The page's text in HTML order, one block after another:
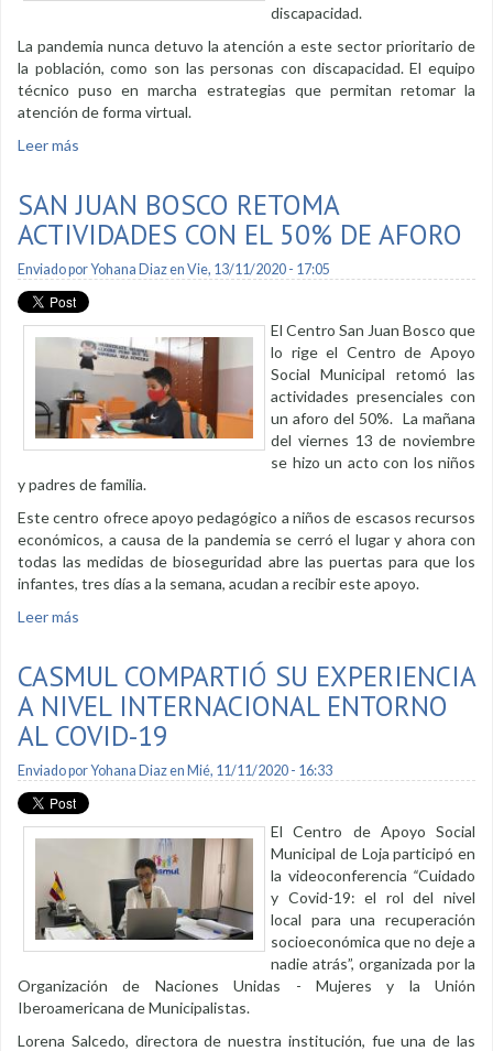
discapacidad.
La pandemia nunca detuvo la atención a este sector prioritario de
la población, como son las personas con discapacidad. El equipo
técnico puso en marcha estrategias que permitan retomar la
atención de forma virtual.
Leer más
SAN JUAN BOSCO RETOMA
ACTIVIDADES CON EL 50% DE AFORO
Enviado porYohana Diazen Vie, 13/11/2020 - 17:05
El Centro San Juan Bosco que
lo rige el Centro de Apoyo
Social Municipal retomó las
actividades presenciales con
un aforo del 50%. La mañana
del viernes 13 de noviembre
se hizo un acto con los niños
y padres de familia.
Este centro ofrece apoyo pedagógico a niños de escasos recursos
económicos, a causa de la pandemia se cerró el lugar y ahora con
todas las medidas de bioseguridad abre las puertas para que los
infantes, tres días a la semana, acudan a recibir este apoyo.
Leer más
CASMUL COMPARTIÓ SU EXPERIENCIA
A NIVEL INTERNACIONAL ENTORNO
AL COVID-19
Enviado porYohana Diazen Mié, 11/11/2020 - 16:33
El Centro de Apoyo Social
Municipal de Loja participó en
la videoconferencia “Cuidado
y Covid-19: el rol del nivel
local para una recuperación
socioeconómica que no deje a
nadie atrás”, organizada por la
Organización de Naciones Unidas - Mujeres y la Unión
Iberoamericana de Municipalistas.
Lorena Salcedo, directora de nuestra institución, fue una de las